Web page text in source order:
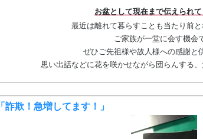
お盆として現在まで伝えられ
最近は離れて暮らすことも当たり前
ご家族が一堂に会す機会
ぜひご先祖様や故人様への感謝と
思い出話などに花を咲かせながら団らんする
「詐欺！急増してます！」